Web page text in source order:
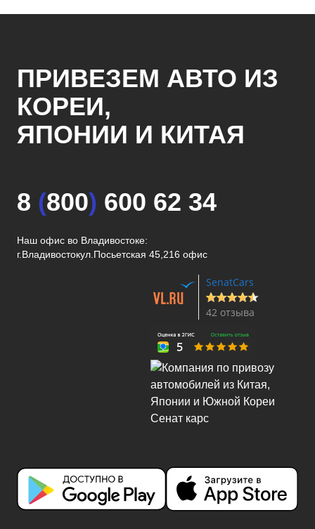
ПРИВЕЗЕМ АВТО ИЗ
КОРЕИ,
ЯПОНИИ И КИТАЯ
8 (800) 600 62 34
Наш офис во Владивостоке:
г.Владивостокул.Посьетская 45,216 офис
SenatCars
42 отзыва